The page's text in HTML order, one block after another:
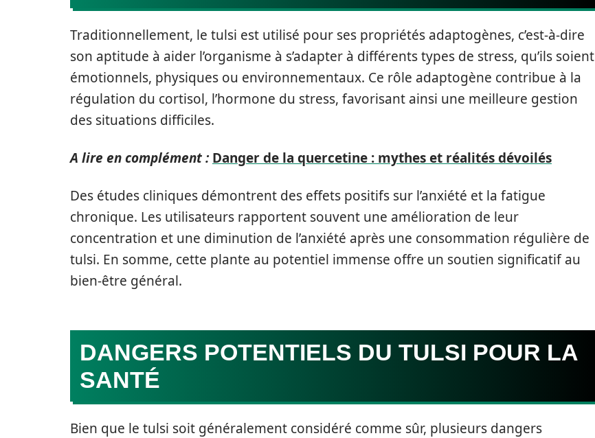
Traditionnellement, le tulsi est utilisé pour ses propriétés adaptogènes, c’est-à-dire
son aptitude à aider l’organisme à s’adapter à différents types de stress, qu’ils soient
émotionnels, physiques ou environnementaux. Ce rôle adaptogène contribue à la
régulation du cortisol, l’hormone du stress, favorisant ainsi une meilleure gestion
des situations difficiles.
A lire en complément : Danger de la quercetine : mythes et réalités dévoilés
Des études cliniques démontrent des effets positifs sur l’anxiété et la fatigue
chronique. Les utilisateurs rapportent souvent une amélioration de leur
concentration et une diminution de l’anxiété après une consommation régulière de
tulsi. En somme, cette plante au potentiel immense offre un soutien significatif au
bien-être général.
DANGERS POTENTIELS DU TULSI POUR LA
SANTÉ
Bien que le tulsi soit généralement considéré comme sûr, plusieurs dangers